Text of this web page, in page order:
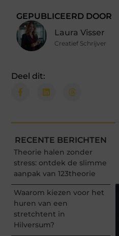
GEPUBLICEERD DOOR
Laura Visser
Creatief Schrijver
Deel dit:
RECENTE BERICHTEN
Theorie halen zonder
stress: ontdek de slimme
aanpak van 123theorie
Waarom kiezen voor het
huren van een
stretchtent in
Hilversum?